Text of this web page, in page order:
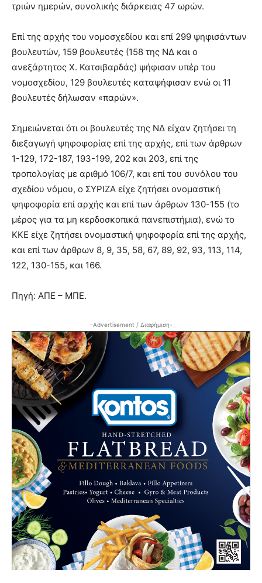
τριών ημερών, συνολικής διάρκειας 47 ωρών.
Επί της αρχής του νομοσχεδίου και επί 299 ψηφισάντων
βουλευτών, 159 βουλευτές (158 της ΝΔ και ο
ανεξάρτητος Χ. Κατσιβαρδάς) ψήφισαν υπέρ του
νομοσχεδίου, 129 βουλευτές καταψήφισαν ενώ οι 11
βουλευτές δήλωσαν «παρών».
Σημειώνεται ότι οι βουλευτές της ΝΔ είχαν ζητήσει τη
διεξαγωγή ψηφοφορίας επί της αρχής, επί των άρθρων
1-129, 172-187, 193-199, 202 και 203, επί της
τροπολογίας με αριθμό 106/7, και επί του συνόλου του
σχεδίου νόμου, ο ΣΥΡΙΖΑ είχε ζητήσει ονομαστική
ψηφοφορία επί αρχής και επί των άρθρων 130-155 (το
μέρος για τα μη κερδοσκοπικά πανεπιστήμια), ενώ το
ΚΚΕ είχε ζητήσει ονομαστική ψηφοφορία επί της αρχής,
και επί των άρθρων 8, 9, 35, 58, 67, 89, 92, 93, 113, 114,
122, 130-155, και 166.
Πηγή: ΑΠΕ – ΜΠΕ.
-Advertisement / Διαφήμιση-